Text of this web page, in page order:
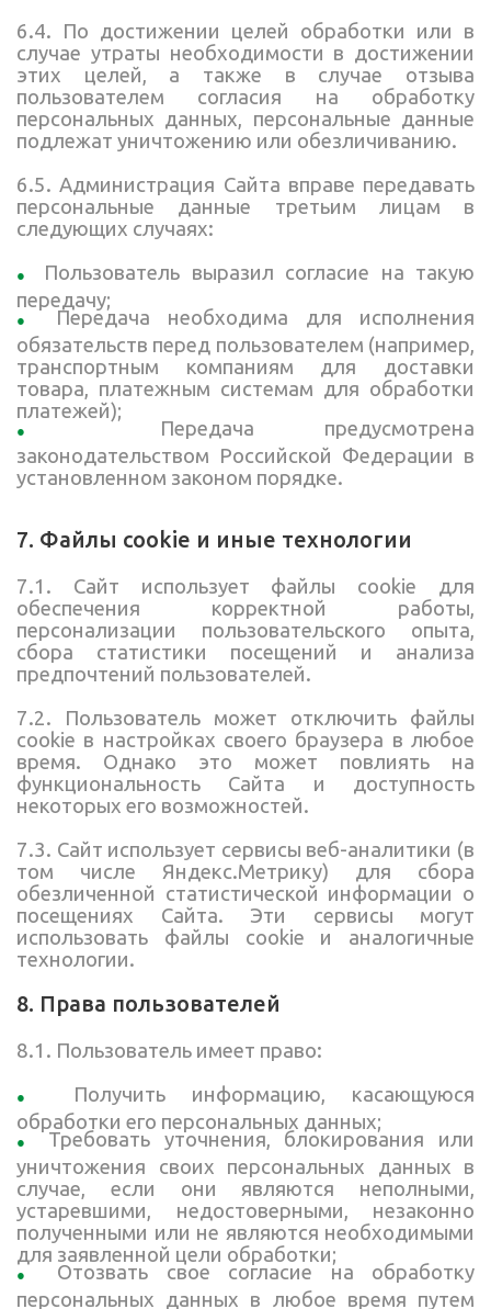
6.4. По достижении целей обработки или в
случае утраты необходимости в достижении
этих целей, а также в случае отзыва
пользователем согласия на обработку
персональных данных, персональные данные
подлежат уничтожению или обезличиванию.
6.5. Администрация Сайта вправе передавать
персональные данные третьим лицам в
следующих случаях:
Пользователь выразил согласие на такую
передачу;
Передача необходима для исполнения
обязательств перед пользователем (например,
транспортным компаниям для доставки
товара, платежным системам для обработки
платежей);
Передача предусмотрена
законодательством Российской Федерации в
установленном законом порядке.
7. Файлы cookie и иные технологии
7.1. Сайт использует файлы cookie для
обеспечения корректной работы,
персонализации пользовательского опыта,
сбора статистики посещений и анализа
предпочтений пользователей.
7.2. Пользователь может отключить файлы
cookie в настройках своего браузера в любое
время. Однако это может повлиять на
функциональность Сайта и доступность
некоторых его возможностей.
7.3. Сайт использует сервисы веб-аналитики (в
том числе Яндекс.Метрику) для сбора
обезличенной статистической информации о
посещениях Сайта. Эти сервисы могут
использовать файлы cookie и аналогичные
технологии.
8. Права пользователей
8.1. Пользователь имеет право:
Получить информацию, касающуюся
обработки его персональных данных;
Требовать уточнения, блокирования или
уничтожения своих персональных данных в
случае, если они являются неполными,
устаревшими, недостоверными, незаконно
полученными или не являются необходимыми
для заявленной цели обработки;
Отозвать свое согласие на обработку
персональных данных в любое время путем